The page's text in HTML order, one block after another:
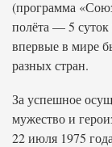
(программа
полёта — 5 суток
впервые в мире
разных стран.
За успешное
мужество и
22 июля 1975